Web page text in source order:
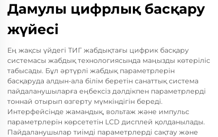
Дамулы цифрлық басқару
жүйесі
Ең жақсы үйдегі ТИГ жабдықтағы цифрик басқару
системасы жабдық технологиясында маңызды көтеріліс
табысады. Бұл әртүрлі жабдық параметрлерін
басқаруда алдын-ала білім беретін санаттық система
пайдаланушыларға еңбексіз дәлдікпен параметрлерді
тоннай отырып өзгерту мүмкіндігін береді.
Интерфейсінде жамандық, вольтаж және импульс
параметрлерін көрсететін LCD дисплей қолданылады.
Пайдаланушылар тиімді параметрлерді сақтау және